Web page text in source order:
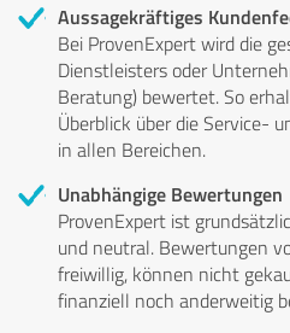
Aussagekräftiges
Bei ProvenExpert wird die
Dienstleisters oder
Beratung) bewertet. So
Überblick über die Service-
in allen Bereichen.
Unabhängige Bewertungen
ProvenExpert ist
und neutral. Bewertungen
freiwillig, können nicht
finanziell noch anderweitig